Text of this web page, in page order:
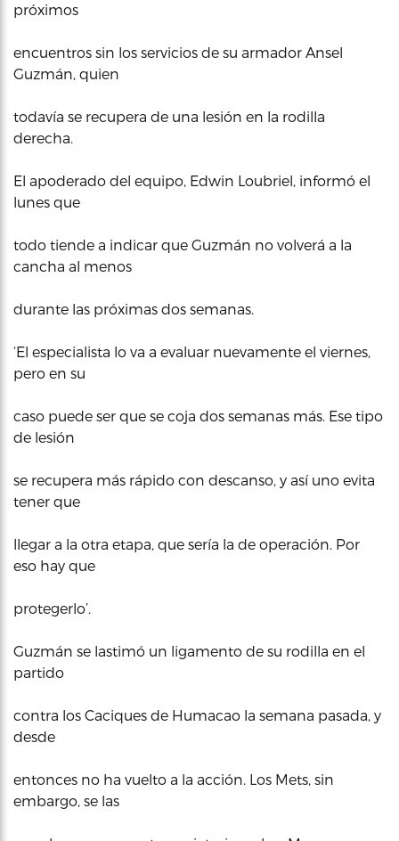
próximos
encuentros sin los servicios de su armador Ansel
Guzmán, quien
todavía se recupera de una lesión en la rodilla
derecha.
El apoderado del equipo, Edwin Loubriel, informó el
lunes que
todo tiende a indicar que Guzmán no volverá a la
cancha al menos
durante las próximas dos semanas.
‘El especialista lo va a evaluar nuevamente el viernes,
pero en su
caso puede ser que se coja dos semanas más. Ese tipo
de lesión
se recupera más rápido con descanso, y así uno evita
tener que
llegar a la otra etapa, que sería la de operación. Por
eso hay que
protegerlo’.
Guzmán se lastimó un ligamento de su rodilla en el
partido
contra los Caciques de Humacao la semana pasada, y
desde
entonces no ha vuelto a la acción. Los Mets, sin
embargo, se las